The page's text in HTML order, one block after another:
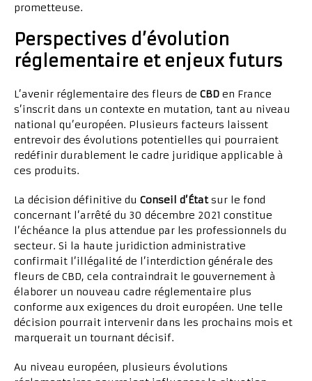
prometteuse.
Perspectives d’évolution
réglementaire et enjeux futurs
L’avenir réglementaire des fleurs de CBD en France
s’inscrit dans un contexte en mutation, tant au niveau
national qu’européen. Plusieurs facteurs laissent
entrevoir des évolutions potentielles qui pourraient
redéfinir durablement le cadre juridique applicable à
ces produits.
La décision définitive du Conseil d’Étatsur le fond
concernant l’arrêté du 30 décembre 2021 constitue
l’échéance la plus attendue par les professionnels du
secteur. Si la haute juridiction administrative
confirmait l’illégalité de l’interdiction générale des
fleurs de CBD, cela contraindrait le gouvernement à
élaborer un nouveau cadre réglementaire plus
conforme aux exigences du droit européen. Une telle
décision pourrait intervenir dans les prochains mois et
marquerait un tournant décisif.
Au niveau européen, plusieurs évolutions